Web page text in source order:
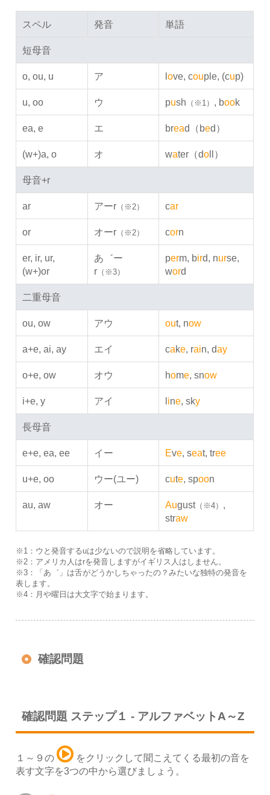
スペル 発音 単語
短母音
o, ou, u ア love, couple, (cup)
u, oo ウ push （※1） , book
ea, e エ bread（bed）
(w+)a, o オ water（doll）
母音+r
ar アーr （※2） car
or オーr （※2） corn
er, ir, ur,
(w+)or
あ゛ー
r （※3）
perm, bird, nurse,
word
二重母音
ou, ow アウ out, now
a+e, ai, ay エイ cake, rain, day
o+e, ow オウ home, snow
i+e, y アイ line, sky
長母音
e+e, ea, ee イー Eve, seat, tree
u+e, oo ウー(ユー) cute, spoon
au, aw オー August（※4） ,
straw
※1：ウと発音するuは少ないので説明を省略しています。
※2：アメリカ人はrを発音しますがイギリス人はしません。
※3：「あ゛」は舌がどうかしちゃったの？みたいな独特の発音を
表します。
※4：月や曜日は大文字で始まります。
確認問題
確認問題 ステップ１ - アルファベットA～Z
１～９の
をクリックして聞こえてくる最初の音を
表す文字を3つの中から選びましょう。